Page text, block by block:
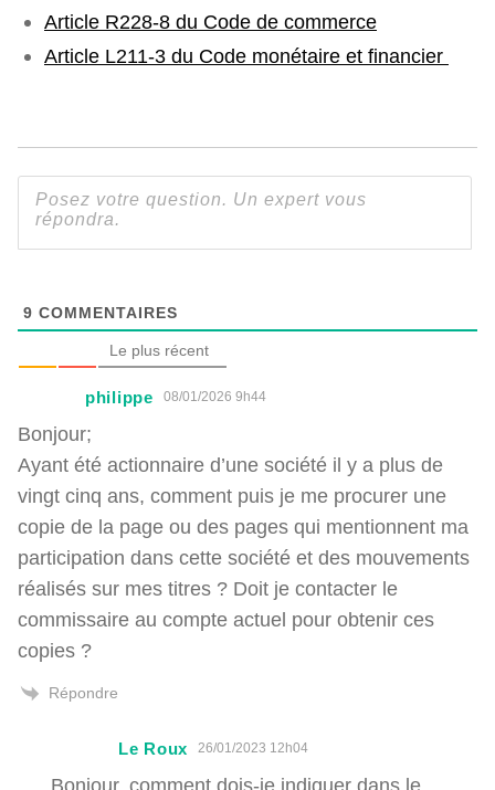
Article R228-8 du Code de commerce
Article L211-3 du Code monétaire et financier
9 COMMENTAIRES
Le plus récent
philippe 08/01/2026 9h44
Bonjour;
Ayant été actionnaire d’une société il y a plus de
vingt cinq ans, comment puis je me procurer une
copie de la page ou des pages qui mentionnent ma
participation dans cette société et des mouvements
réalisés sur mes titres ? Doit je contacter le
commissaire au compte actuel pour obtenir ces
copies ?
Répondre
Le Roux 26/01/2023 12h04
Bonjour, comment dois-je indiquer dans le